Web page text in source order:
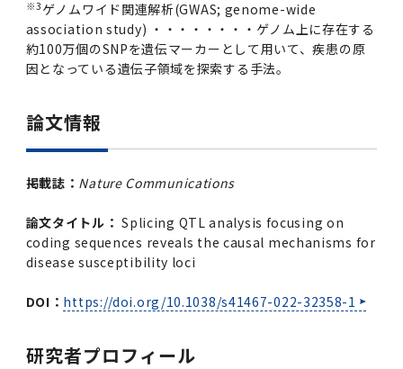
※3 ゲノムワイド関連解析(GWAS; genome-wide
association study) ・・・・・・・・ゲノム上に存在する
約100万個のSNPを遺伝マーカーとして用いて、疾患の原
因となっている遺伝子領域を探索する手法。
論文情報
掲載誌： Nature Communications
論文タイトル： Splicing QTL analysis focusing on
coding sequences reveals the causal mechanisms for
disease susceptibility loci
DOI： https://doi.org/10.1038/s41467-022-32358-1
研究者プロフィール